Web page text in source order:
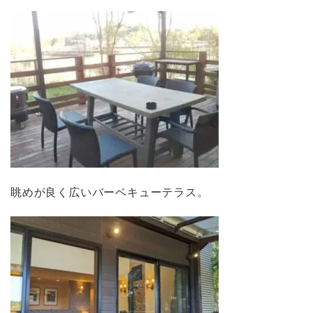
眺めが良く広いバーベキューテラス。